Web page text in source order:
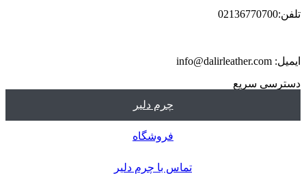
تلفن:02136770700
ایمیل: info@dalirleather.com
دسترسی سریع
چرم دلیر
فروشگاه
تماس با چرم دلیر